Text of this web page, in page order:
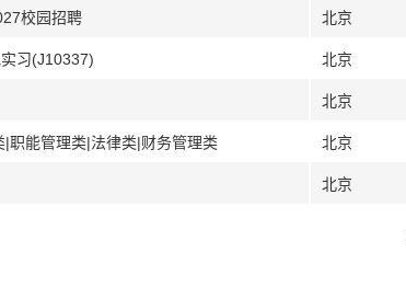
校园招聘 北京
习(J10337) 北京
北京
职能管理类|法律类|财务管理类 北京
北京